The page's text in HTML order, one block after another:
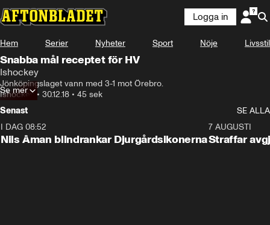
Logga in
Hem Serier Nyheter Sport Nöje Livsstil
Snabba mål receptet för HV
Ishockey
Jönköpingslaget vann med 3-1 mot Örebro.
Ishockey• 30.12.18 • 45 sek
Se mer
Senast
SE ALLA
I DAG 08:52
Nils Åman blindrankar Djurgårdsikonerna
7 AUGUSTI
Straffar